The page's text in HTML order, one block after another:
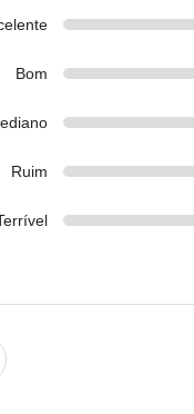
Bom
Ruim